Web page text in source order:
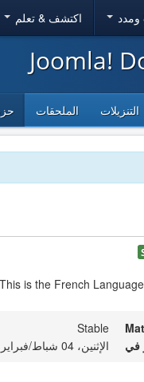
اكتشف & تعلم
Joomla!
التنزيلات الملحقات
This is the French
Stable
في
الإثنين، 04 شباط/فبراير 2013 23:00